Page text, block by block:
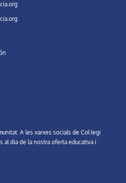
A les xarxes socials de Col·legi
al dia de la nostra oferta educativa i